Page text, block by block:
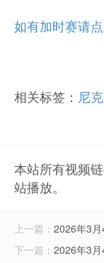
如有加时赛请
相关标签： 尼
本站所有视频
站播放。
上一篇： 2026年3
下一篇： 2026年3